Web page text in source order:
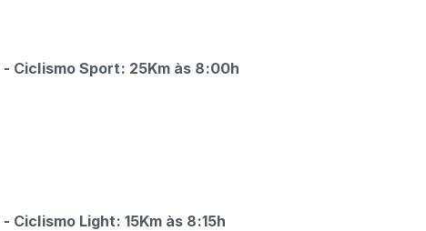
- Ciclismo Sport: 25Km às 8:00h
- Ciclismo Light: 15Km às 8:15h